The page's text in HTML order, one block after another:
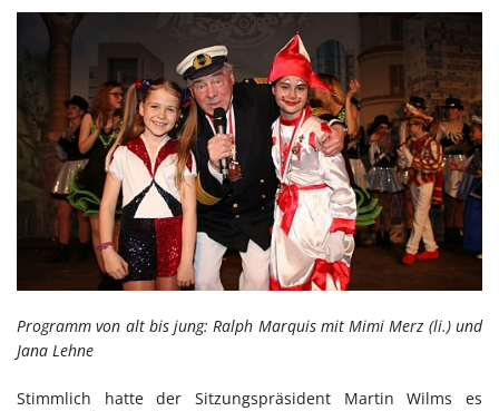
Programm von alt bis jung: Ralph Marquis mit Mimi Merz (li.) und
Jana Lehne
Stimmlich hatte der Sitzungspräsident Martin Wilms es